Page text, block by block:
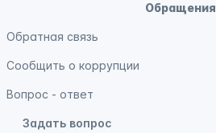
Обращения
Обратная связь
Сообщить о коррупции
Вопрос - ответ
Задать вопрос